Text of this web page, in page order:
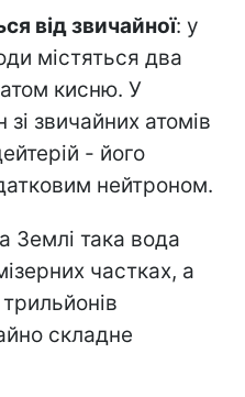
від звичайної: у
містяться два
кисню. У
зі звичайних атомів
- його
нейтроном.
Землі така вода
частках, а
трильйонів
складне